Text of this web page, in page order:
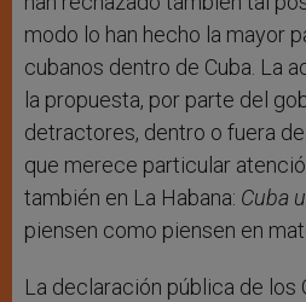
modo lo han hecho la mayor
cubanos dentro de Cuba. La
la propuesta, por parte del
detractores, dentro o fuera de
que merece particular
también en La Habana: Cuba
piensen como piensen en
La declaración pública de los